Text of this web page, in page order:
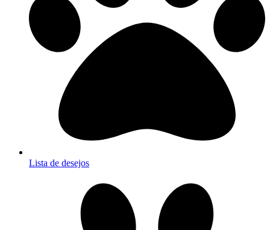
Lista de desejos